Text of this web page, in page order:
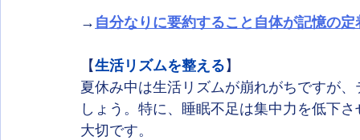
→ 自分なりに要約すること自体が記憶の
【生活リズムを整える】
夏休み中は生活リズムが崩れがちですが
しょう。特に、睡眠不足は集中力を低下
大切です。